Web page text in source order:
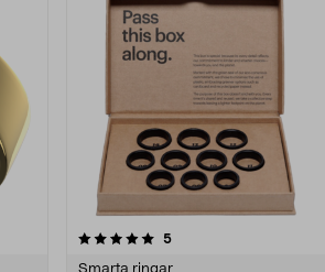
5recensioner
Smarta ringar
4.5 av 5 stjärnor